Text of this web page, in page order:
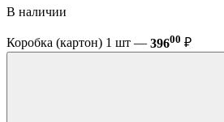
В наличии
Коробка (картон) 1 шт — 39600 ₽